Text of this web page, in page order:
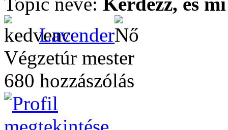
Lavender
Végzetúr mester
680 hozzászólás